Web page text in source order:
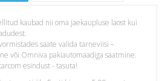
kaubad nii oma jaekaupluse laost kui
saate valida tarneviisi –
või Omniva pakiautomaadiga saatmine.
esindust - tasuta!